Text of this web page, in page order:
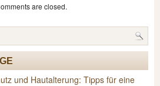
are closed.
und Hautalterung: Tipps für eine